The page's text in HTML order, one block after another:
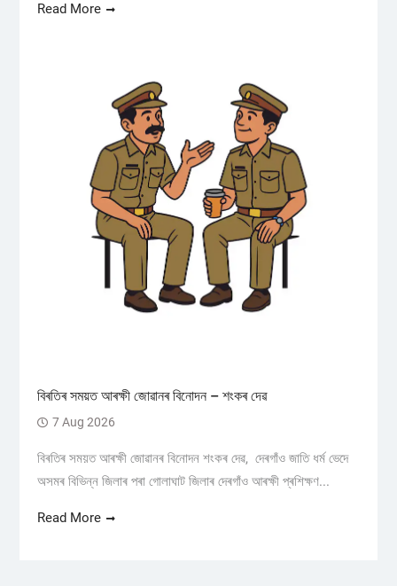
Read More
বিৰতিৰ সময়ত আৰক্ষী জোৱানৰ বিনোদন – শংকৰ দেৱ
7 Aug 2026
বিৰতিৰ সময়ত আৰক্ষী জোৱানৰ বিনোদন শংকৰ দেৱ, দেৰগাঁও জাতি ধৰ্ম ভেদে
অসমৰ বিভিন্ন জিলাৰ পৰা গোলাঘাট জিলাৰ দেৰগাঁও আৰক্ষী প্ৰশিক্ষণ...
Read More